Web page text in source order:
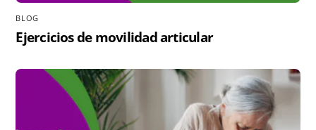
BLOG
Ejercicios de movilidad articular